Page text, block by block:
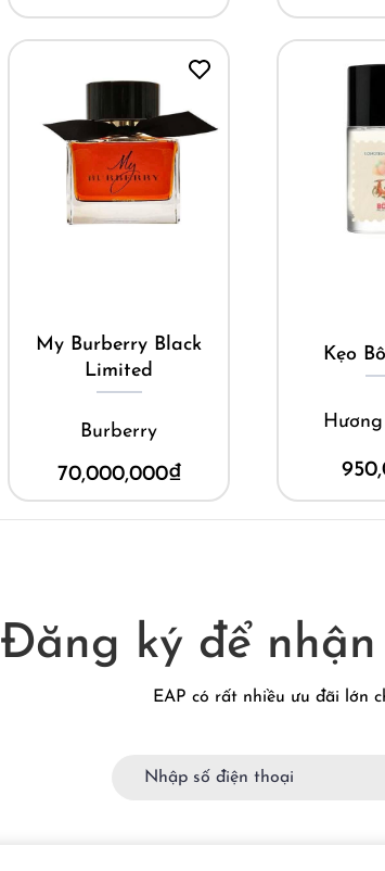
My Burberry Black
Limited
Burberry
70,000,000₫
Kẹo
Đăng ký để
EAP có rất nhiều ưu đãi lớn